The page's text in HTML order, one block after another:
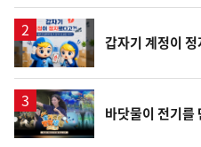
갑자기 계정이
영
상
바닷물이 전기를